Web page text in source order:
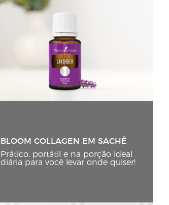
BLOOM COLLAGEN EM SACHÊ
Prático, portátil e na porção ideal
diária para você levar onde quiser!